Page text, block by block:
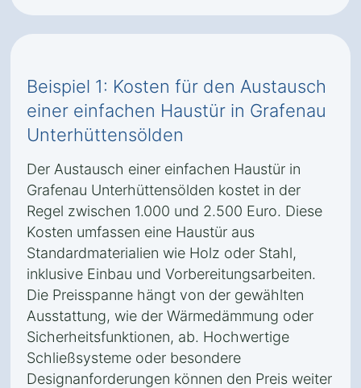
Beispiel 1: Kosten für den Austausch
einer einfachen Haustür in Grafenau
Unterhüttensölden
Der Austausch einer einfachen Haustür in
Grafenau Unterhüttensölden kostet in der
Regel zwischen 1.000 und 2.500 Euro. Diese
Kosten umfassen eine Haustür aus
Standardmaterialien wie Holz oder Stahl,
inklusive Einbau und Vorbereitungsarbeiten.
Die Preisspanne hängt von der gewählten
Ausstattung, wie der Wärmedämmung oder
Sicherheitsfunktionen, ab. Hochwertige
Schließsysteme oder besondere
Designanforderungen können den Preis weiter